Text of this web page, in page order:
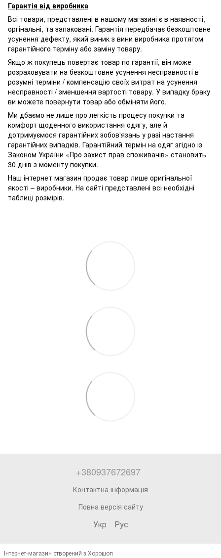
Гарантія від виробника
Всі товари, представлені в нашому магазині є в наявності,
оргінальні, та запаковані. Гарантія передбачає безкоштовне
усунення дефекту, який виник з вини виробника протягом
гарантійного терміну або заміну товару.
Якщо ж покупець повертає товар по гарантії, він може
розраховувати на безкоштовне усунення несправності в
розумні терміни / компенсацію своїх витрат на усунення
несправності / зменшення вартості товару. У випадку браку
ви можете повернути товар або обміняти його.
Ми дбаємо не лише про легкість процесу покупки та
комфорт щоденного використання одягу, але й
дотримуємося гарантійних зобов'язань у разі настання
гарантійних випадків. Гарантійний термін на одяг згідно із
Законом України «Про захист прав споживачів» становить
30 днів з моменту покупки.
Наш інтернет магазин продає товар лише оригінальної
якості – виробники. На сайті представлені всі необхідні
таблиці розмірів.
+380937672697
Контактна інформація
Повна версія сайту
Укр Рус
Інтернет-магазин створений з Хорошоп